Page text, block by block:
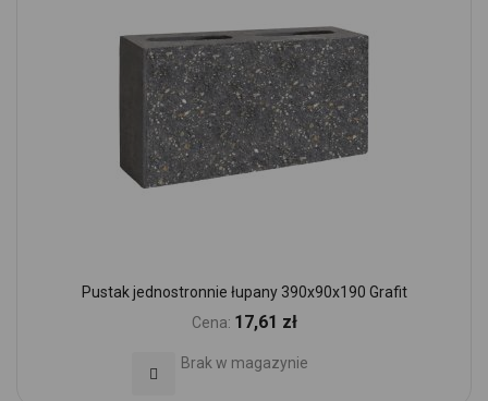
Pustak jednostronnie łupany 390x90x190 Grafit
Cena: 17,61 zł
Brak w magazynie
Dodaj do Ulubionych